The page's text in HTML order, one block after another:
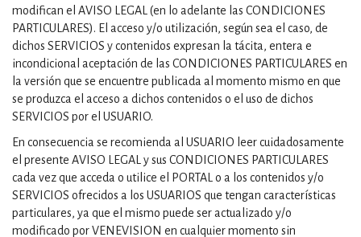
modifican el AVISO LEGAL (en lo adelante las CONDICIONES
PARTICULARES). El acceso y/o utilización, según sea el caso, de
dichos SERVICIOS y contenidos expresan la tácita, entera e
incondicional aceptación de las CONDICIONES PARTICULARES en
la versión que se encuentre publicada al momento mismo en que
se produzca el acceso a dichos contenidos o el uso de dichos
SERVICIOS por el USUARIO.
En consecuencia se recomienda al USUARIO leer cuidadosamente
el presente AVISO LEGAL y sus CONDICIONES PARTICULARES
cada vez que acceda o utilice el PORTAL o a los contenidos y/o
SERVICIOS ofrecidos a los USUARIOS que tengan características
particulares, ya que el mismo puede ser actualizado y/o
modificado por VENEVISION en cualquier momento sin